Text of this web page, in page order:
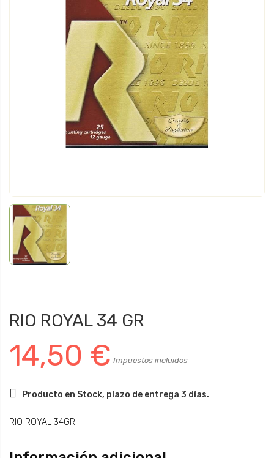
RIO ROYAL 34 GR
14,50 € Impuestos incluidos
Producto en Stock, plazo de entrega 3 días.
RIO ROYAL 34GR